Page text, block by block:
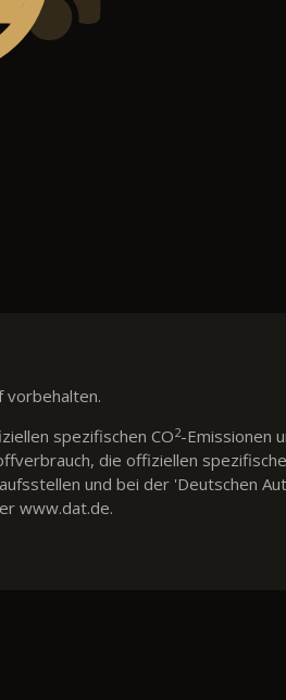
vorbehalten.
spezifischen CO2-Emissionen
die offiziellen
und bei der 'Deutschen
www.dat.de.